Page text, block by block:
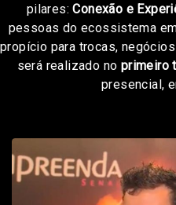
pilares:Conexão e
pessoas do ecossistema
propício para trocas,
será realizado no primeiro
presencial,